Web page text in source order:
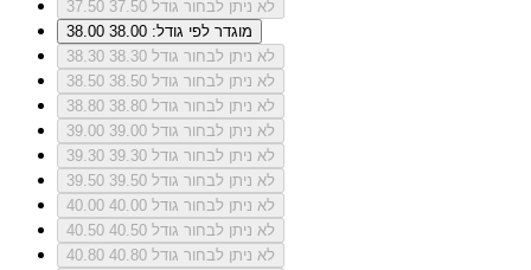
37.50
לא ניתן לבחור גודל 37.50
38.00
מוגדר לפי גודל: 38.00
38.30
לא ניתן לבחור גודל 38.30
38.50
לא ניתן לבחור גודל 38.50
38.80
לא ניתן לבחור גודל 38.80
39.00
לא ניתן לבחור גודל 39.00
39.30
לא ניתן לבחור גודל 39.30
39.50
לא ניתן לבחור גודל 39.50
40.00
לא ניתן לבחור גודל 40.00
40.50
לא ניתן לבחור גודל 40.50
40.80
לא ניתן לבחור גודל 40.80